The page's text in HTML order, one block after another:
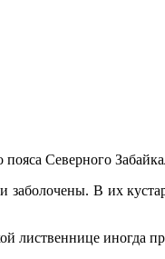
Северного
забо­лочены. В их
лиственнице иногда